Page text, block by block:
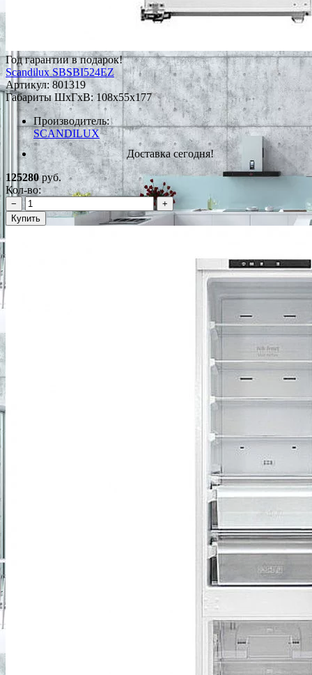
Год гарантии в подарок!
Scandilux SBSBI524EZ
Артикул: 801319
Габариты ШxГxВ: 108x55x177
Производитель:
SCANDILUX
Доставка сегодня!
125280руб.
Кол-во:
−
+
Купить